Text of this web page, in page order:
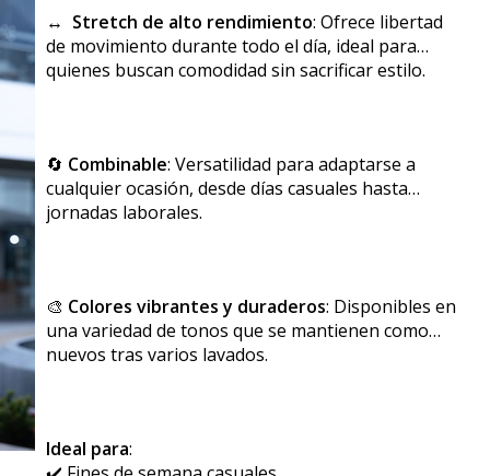
↔️ Stretch de alto rendimiento: Ofrece libertad
de movimiento durante todo el día, ideal para
quienes buscan comodidad sin sacrificar estilo.
🔄 Combinable: Versatilidad para adaptarse a
cualquier ocasión, desde días casuales hasta
jornadas laborales.
🎨 Colores vibrantes y duraderos: Disponibles en
una variedad de tonos que se mantienen como
nuevos tras varios lavados.
Ideal para: